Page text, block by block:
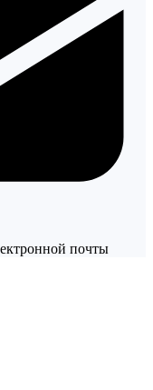
почты